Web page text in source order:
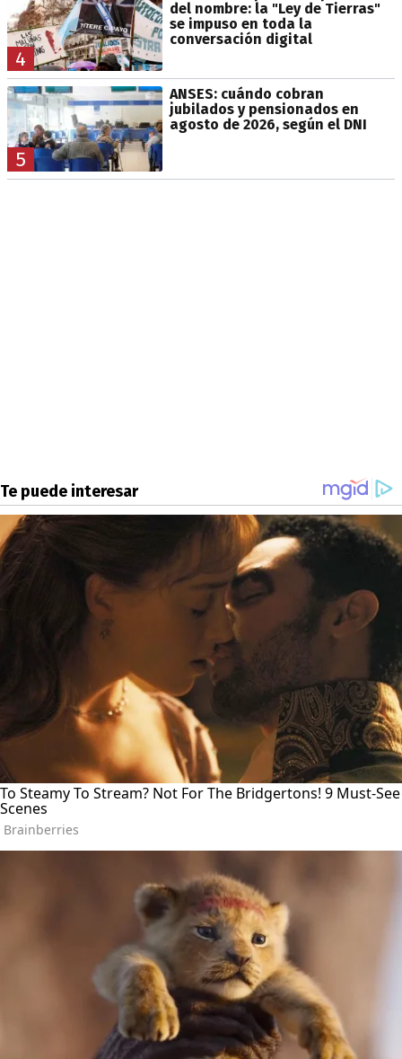
4
del nombre: la "Ley de Tierras"
se impuso en toda la
conversación digital
5
ANSES: cuándo cobran
jubilados y pensionados en
agosto de 2026, según el DNI